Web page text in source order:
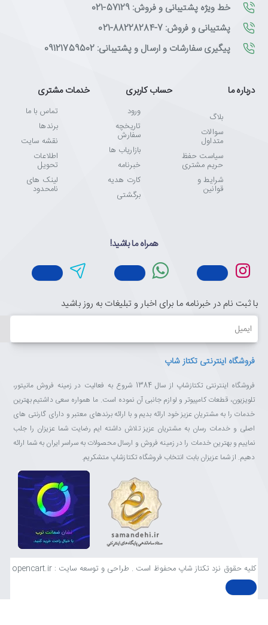
خط ویژه پشتیبانی و فروش: 57129-021
پشتیبانی و فروش: 7-88228284-021
پیگیری سفارشات و ارسال و پشتیبانی: 09121759502
درباره ما
بلاگ
سوالات
متداول
سیاست حفظ
حریم مشتری
شرایط و
قوانین
حساب کاربری
ورود
تاریخچه
سفارش
بازاریاب ها
خبرنامه
کارت هدیه
برگشتی
خدمات مشتری
تماس با ما
برندها
نقشه سایت
اطلاعات
تحویل
لینک های
نامحدود
همراه ما باشید!
با ثبت نام در خبرنامه ما برای اخبار و تبلیغات به روز باشید
ایمیل
فروشگاه اینترنتی تکتاز شاپ
فروشگاه اینترنتی تکتازشاپ از سال 1384 شروع به فعالیت در زمینه فروش مانیتور،
تلویزیون، قطعات کامپیوتر و لوازم جانبی آن نموده است. ما همواره سعی داشتیم بهترین
خدمات را به مشتریان عزیز خود ارائه بدیم و با ارائه برندهای معتبر و دارای گارنتی های
اصلی و خدمات رسان به مشتریان عزیز تلاش داشته ایم رضایت شما عزیزان را جلب
نماییم و بهترین خدمات را در زمینه فروش و ارسال محصولات به سراسر ایران به شما ارائه
دهیم. از شما عزیزان بابت انتخاب فروشگاه تکتازشاپ متشکریم.
کلیه حقوق نزد تکتاز شاپ محفوظ است . طراحی و توسعه سایت : opencart.ir